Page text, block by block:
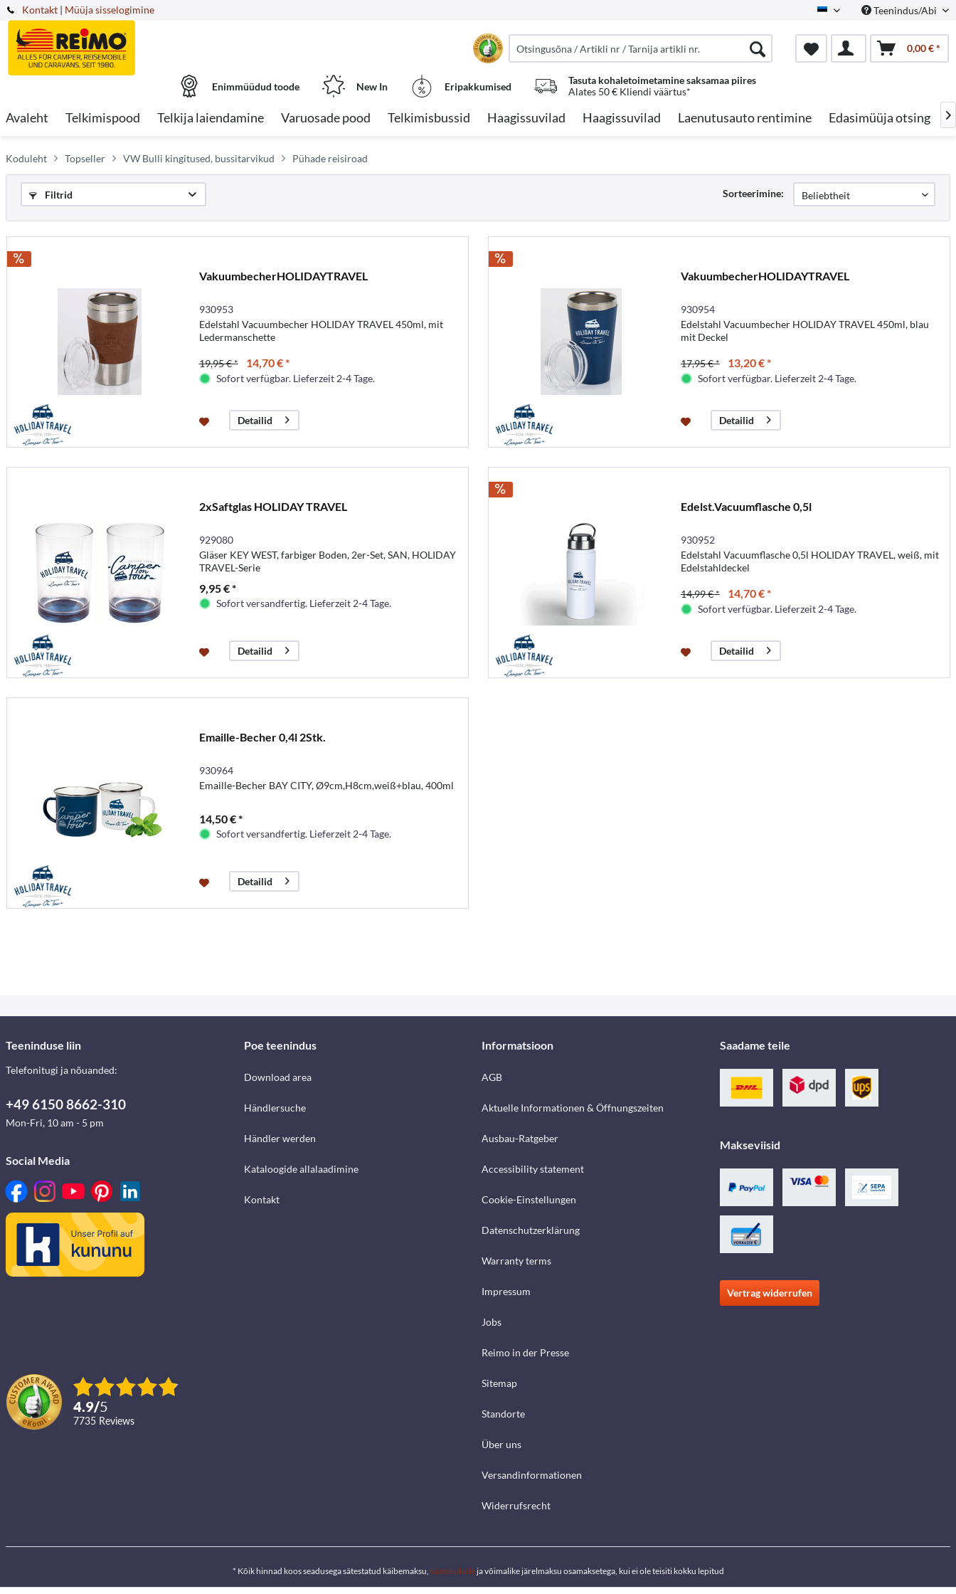
Kontakt Estonian Teenindus/Abi
| Müüja sisselogimine
0,00 € *
Enimmüüdud toode New In Eripakkumised
Tasuta kohaletoimetamine saksamaa piires
Alates 50 € Kliendi väärtus*
Avaleht Telkimispood Telkija laiendamine Varuosade pood Telkimisbussid Haagissuvilad Haagissuvilad Laenutusauto rentimine Edasimüüja otsing 
Koduleht Topseller VW Bulli kingitused, bussitarvikud Pühade reisiroad
Filtrid Sorteerimine:
VakuumbecherHOLIDAYTRAVEL
930953
Edelstahl Vacuumbecher HOLIDAY TRAVEL 450ml, mit
Ledermanschette
19,95 € * 14,70 € *
Sofort verfügbar. Lieferzeit 2-4 Tage.
Detailid
VakuumbecherHOLIDAYTRAVEL
930954
Edelstahl Vacuumbecher HOLIDAY TRAVEL 450ml, blau
mit Deckel
17,95 € * 13,20 € *
Sofort verfügbar. Lieferzeit 2-4 Tage.
Detailid
2xSaftglas HOLIDAY TRAVEL
929080
Gläser KEY WEST, farbiger Boden, 2er-Set, SAN, HOLIDAY
TRAVEL-Serie
9,95 € *
Sofort versandfertig. Lieferzeit 2-4 Tage.
Detailid
Edelst.Vacuumflasche 0,5l
930952
Edelstahl Vacuumflasche 0,5l HOLIDAY TRAVEL, weiß, mit
Edelstahldeckel
14,99 € * 14,70 € *
Sofort verfügbar. Lieferzeit 2-4 Tage.
Detailid
Emaille-Becher 0,4l 2Stk.
930964
Emaille-Becher BAY CITY, Ø9cm,H8cm,weiß+blau, 400ml
14,50 € *
Sofort versandfertig. Lieferzeit 2-4 Tage.
Detailid
Teeninduse liin
Telefonitugi ja nõuanded:
+49 6150 8662-310
Mon-Fri, 10 am - 5 pm
Social Media
4.9/5
7735 reviews
Poe teenindus
Download area
Händlersuche
Händler werden
Kataloogide allalaadimine
Kontakt
Informatsioon
AGB
Aktuelle Informationen & Öffnungszeiten
Ausbau-Ratgeber
Accessibility statement
Cookie-Einstellungen
Datenschutzerklärung
Warranty terms
Impressum
Jobs
Reimo in der Presse
Sitemap
Standorte
Über uns
Versandinformationen
Widerrufsrecht
Saadame teile
Makseviisid
Vertrag widerrufen
* Kõik hinnad koos seadusega sätestatud käibemaksu, saatekuludeja võimalike järelmaksu osamaksetega, kui ei ole teisiti kokku lepitud